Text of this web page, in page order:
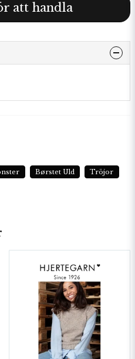
att handla
Børstet Uld Tröjor